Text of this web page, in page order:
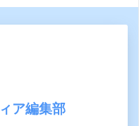
ア編集部